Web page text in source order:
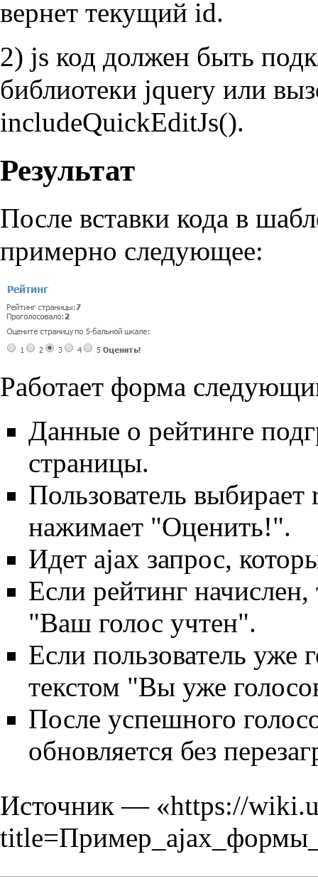
вернет текущий id.
2) js код должен быть
библиотеки jquery или
includeQuickEditJs().
Результат
После вставки кода в
примерно следующее:
Работает форма
Данные о рейтинге
страницы.
Пользователь
нажимает "Оценить!".
Идет ajax запрос,
Если рейтинг начислен,
"Ваш голос учтен".
Если пользователь уже
текстом "Вы уже
После успешного
обновляется без
Источник — «https://